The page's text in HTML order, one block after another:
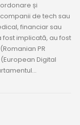
și
de tech sau
financiar sau
implicată, au fost
PR
Digital